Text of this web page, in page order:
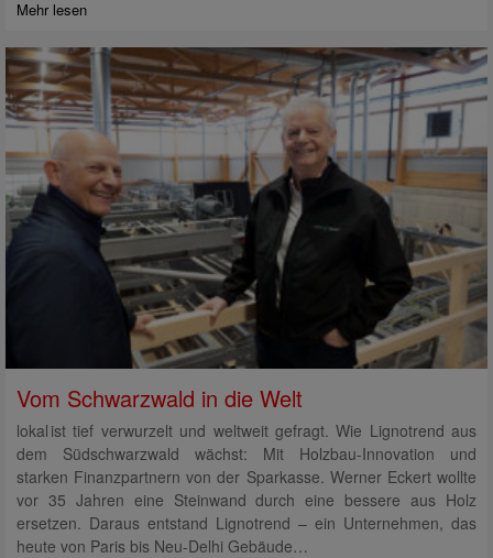
Mehr lesen
Vom Schwarzwald in die Welt
lokal ist tief verwurzelt und weltweit gefragt. Wie Lignotrend aus
dem Südschwarzwald wächst: Mit Holzbau-Innovation und
starken Finanzpartnern von der Sparkasse. Werner Eckert wollte
vor 35 Jahren eine Steinwand durch eine bessere aus Holz
ersetzen. Daraus entstand Lignotrend – ein Unternehmen, das
heute von Paris bis Neu-Delhi Gebäude…